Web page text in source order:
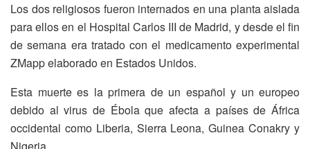
Los dos religiosos fueron internados en una planta aislada
para ellos en el Hospital Carlos III de Madrid, y desde el fin
de semana era tratado con el medicamento experimental
ZMapp elaborado en Estados Unidos.
Esta muerte es la primera de un español y un europeo
debido al virus de Ébola que afecta a países de África
occidental como Liberia, Sierra Leona, Guinea Conakry y